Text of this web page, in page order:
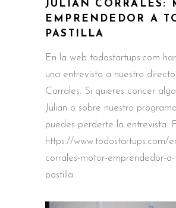
JULIÁN CORRALES:
EMPRENDEDOR A
PASTILLA
En la web todostartups.com
una entrevista a nuestro
Corrales. Si quieres concer
Julian o sobre nuestro
puedes perderte la entrevista.
https://www.todostartups.com/
corrales-motor-emprendedor-
pastilla